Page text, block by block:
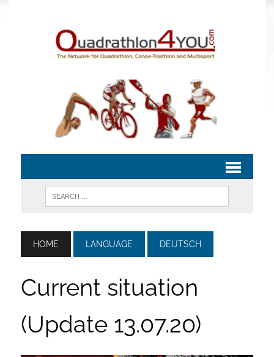
HOME LANGUAGE DEUTSCH
Current situation
(Update 13.07.20)